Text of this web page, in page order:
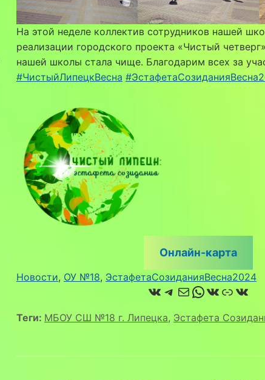
На этой неделе коллектив сотрудников нашей
реализации городского проекта «Чистый
нашей школы стала чище. Благодарим всех за
#ЧистыйЛипецкВесна
Онлайн-карта
Новости, ОУ №18, ЭстафетаСозиданияВесна2024
ВКонтакте
Telegram
Почта
WhatsApp
Ссылка
Теги: МБОУ СШ №18 г. Липецка, Эстафета